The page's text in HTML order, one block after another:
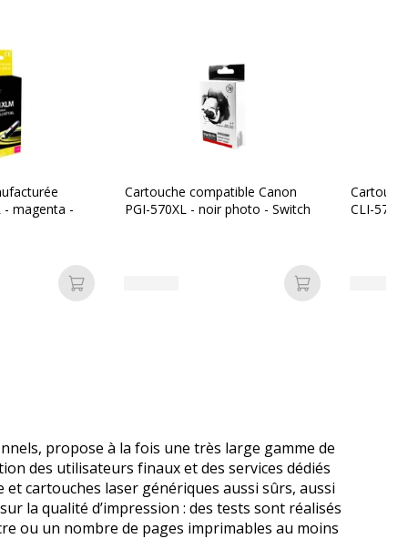
- magenta -
Ajouter au panier
Cartouche compatible Canon
PGI-570XL - noir photo - Switch
Ajouter au
CLI-
propose à la fois une très large gamme de
des utilisateurs finaux et des services dédiés
cartouches laser génériques aussi sûrs, aussi
la qualité d’impression : des tests sont réalisés
ou un nombre de pages imprimables au moins